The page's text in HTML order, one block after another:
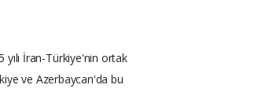
İran-Türkiye'nin ortak
ve Azerbaycan'da bu